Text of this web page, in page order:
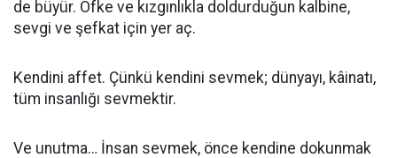
de büyür. Öfke ve kızgınlıkla doldurduğun kalbine,
sevgi ve şefkat için yer aç.
Kendini affet. Çünkü kendini sevmek; dünyayı, kâinatı,
tüm insanlığı sevmektir.
Ve unutma… İnsan sevmek, önce kendine dokunmak